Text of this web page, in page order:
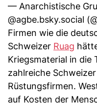
— Anarchistische
@agbe.bsky.social
Firmen wie die
Schweizer Ruag
Kriegsmaterial in die
zahlreiche
Rüstungsfirmen.
auf Kosten der